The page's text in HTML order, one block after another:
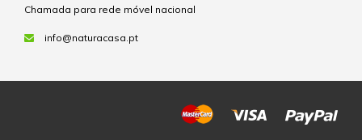
Chamada para rede móvel nacional
info@naturacasa.pt